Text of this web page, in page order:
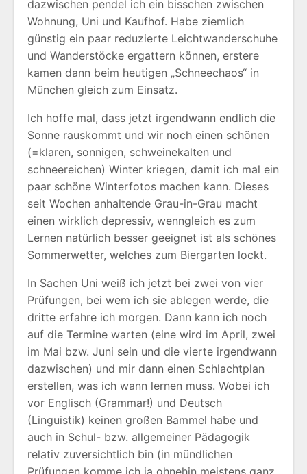
dazwischen pendel ich ein bisschen zwischen
Wohnung, Uni und Kaufhof. Habe ziemlich
günstig ein paar reduzierte Leichtwanderschuhe
und Wanderstöcke ergattern können, erstere
kamen dann beim heutigen „Schneechaos“ in
München gleich zum Einsatz.
Ich hoffe mal, dass jetzt irgendwann endlich die
Sonne rauskommt und wir noch einen schönen
(=klaren, sonnigen, schweinekalten und
schneereichen) Winter kriegen, damit ich mal ein
paar schöne Winterfotos machen kann. Dieses
seit Wochen anhaltende Grau-in-Grau macht
einen wirklich depressiv, wenngleich es zum
Lernen natürlich besser geeignet ist als schönes
Sommerwetter, welches zum Biergarten lockt.
In Sachen Uni weiß ich jetzt bei zwei von vier
Prüfungen, bei wem ich sie ablegen werde, die
dritte erfahre ich morgen. Dann kann ich noch
auf die Termine warten (eine wird im April, zwei
im Mai bzw. Juni sein und die vierte irgendwann
dazwischen) und mir dann einen Schlachtplan
erstellen, was ich wann lernen muss. Wobei ich
vor Englisch (Grammar!) und Deutsch
(Linguistik) keinen großen Bammel habe und
auch in Schul- bzw. allgemeiner Pädagogik
relativ zuversichtlich bin (in mündlichen
Prüfungen komme ich ja ohnehin meistens ganz